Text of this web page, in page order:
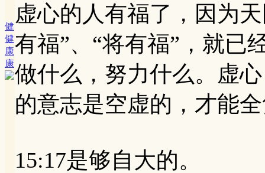
健
健
康
康
虚心的人有福了，因为
有福”、“将有福”，就已
做什么，努力什么。虚
的意志是空虚的，才能
15:17是够自大的。